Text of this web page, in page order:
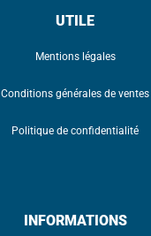
UTILE
Mentions légales
Conditions générales de ventes
Politique de confidentialité
INFORMATIONS